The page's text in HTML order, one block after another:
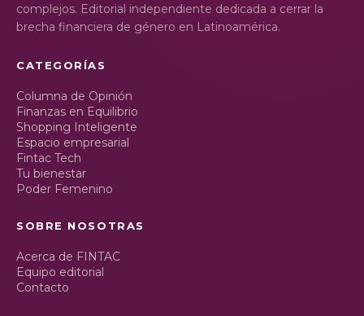
complejos. Editorial independiente dedicada a cerrar la
brecha financiera de género en Latinoamérica.
CATEGORÍAS
Columna de Opinión
Finanzas en Equilibrio
Shopping Inteligente
Espacio empresarial
Fintac Tech
Tu bienestar
Poder Femenino
SOBRE NOSOTRAS
Acerca de FINTAC
Equipo editorial
Contacto